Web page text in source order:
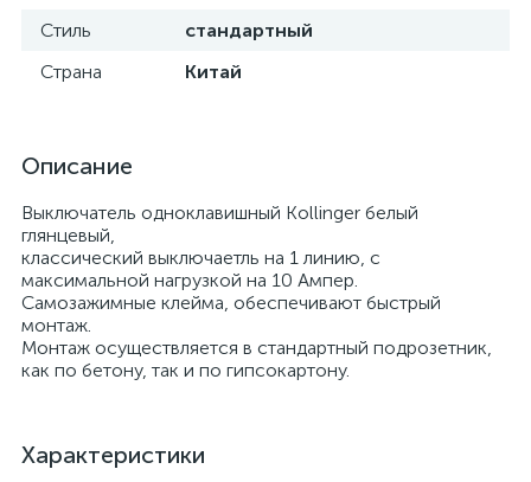
Стиль
стандартный
Страна
Китай
Описание
Выключатель одноклавишный Kollinger белый
глянцевый,
классический выключаетль на 1 линию, с
максимальной нагрузкой на 10 Ампер.
Самозажимные клейма, обеспечивают быстрый
монтаж.
Монтаж осуществляется в стандартный подрозетник,
как по бетону, так и по гипсокартону.
Характеристики